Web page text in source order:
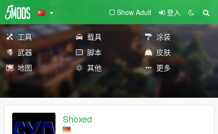
Show Adult 登入
工具 载具
涂装
武器
脚本
皮肤
地图
其他 更多
Shoxed